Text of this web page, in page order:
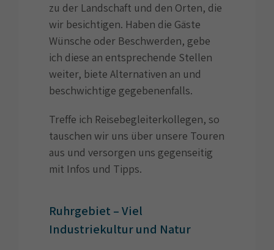
zu der Landschaft und den Orten, die
wir besichtigen. Haben die Gäste
Wünsche oder Beschwerden, gebe
ich diese an entsprechende Stellen
weiter, biete Alternativen an und
beschwichtige gegebenenfalls.
Treffe ich Reisebegleiterkollegen, so
tauschen wir uns über unsere Touren
aus und versorgen uns gegenseitig
mit Infos und Tipps.
Ruhrgebiet – Viel
Industriekultur und Natur